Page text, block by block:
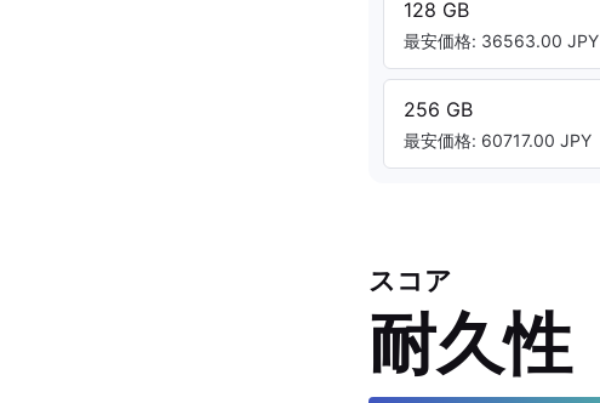
128 GB
最安価格: 36563.00 JPY
256 GB
最安価格: 60717.00 JPY
スコア
耐久性